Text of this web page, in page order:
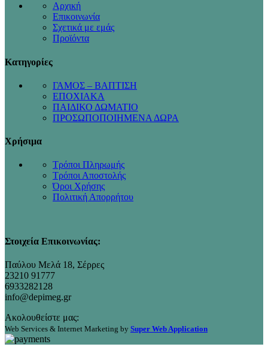
Αρχική
Επικοινωνία
Σχετικά με εμάς
Προϊόντα
Κατηγορίες
ΓΑΜΟΣ – ΒΑΠΤΙΣΗ
ΕΠΟΧΙΑΚΑ
ΠΑΙΔΙΚΟ ΔΩΜΑΤΙΟ
ΠΡΟΣΩΠΟΠΟΙΗΜΕΝΑ ΔΩΡΑ
Χρήσιμα
Τρόποι Πληρωμής
Τρόποι Αποστολής
Όροι Χρήσης
Πολιτική Απορρήτου
Στοιχεία Επικοινωνίας:
Παύλου Μελά 18, Σέρρες
23210 91777
6933282128
info@depimeg.gr
Ακολουθείστε μας:
Web Services & Internet Marketing by Super Web Application